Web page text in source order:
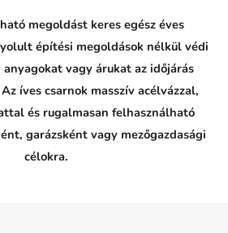
megoldást keres egész éves
építési megoldások nélkül védi
vagy árukat az időjárás
íves csarnok masszív acélvázzal,
és rugalmasan felhasználható
garázsként vagy mezőgazdasági
célokra.